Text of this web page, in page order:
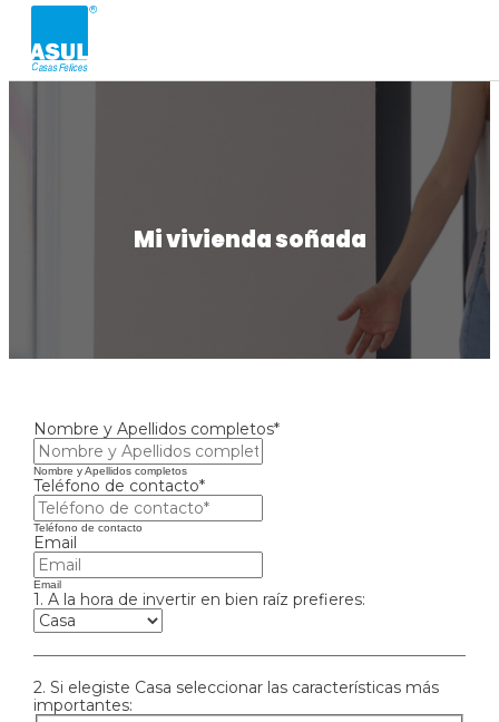
Mi vivienda soñada
Nombre y Apellidos completos*
Nombre y Apellidos completos
Teléfono de contacto*
Teléfono de contacto
Email
Email
1. A la hora de invertir en bien raíz prefieres:
2. Si elegiste Casa seleccionar las características más
importantes: